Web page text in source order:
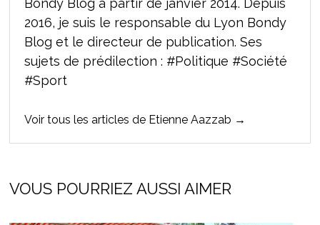
Bondy Blog à partir de janvier 2014. Depuis
2016, je suis le responsable du Lyon Bondy
Blog et le directeur de publication. Ses
sujets de prédilection : #Politique #Société
#Sport
Voir tous les articles de Etienne Aazzab →
VOUS POURRIEZ AUSSI AIMER